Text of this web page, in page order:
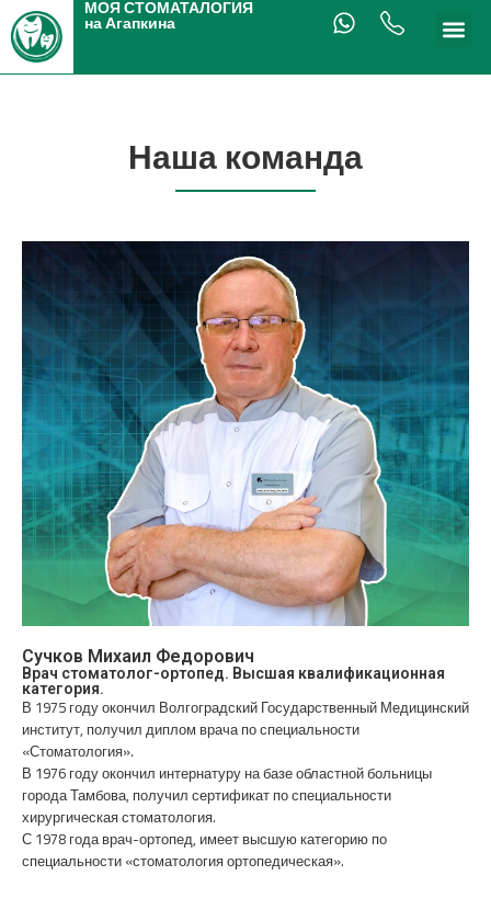
МОЯ СТОМАТАЛОГИЯ
на Агапкина
Наша команда
Сучков Михаил Федорович
Врач стоматолог-ортопед. Высшая квалификационная
категория.
В 1975 году окончил Волгоградский Государственный Медицинский
институт, получил диплом врача по специальности
«Стоматология».
В 1976 году окончил интернатуру на базе областной больницы
города Тамбова, получил сертификат по специальности
хирургическая стоматология.
С 1978 года врач-ортопед, имеет высшую категорию по
специальности «стоматология ортопедическая».